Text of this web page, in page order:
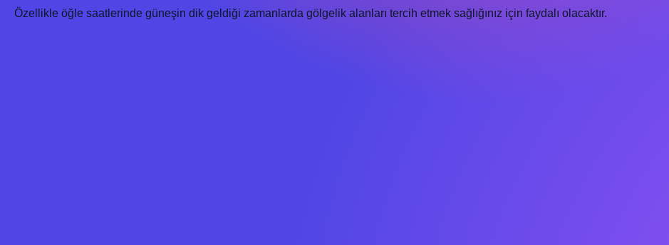
Özellikle öğle saatlerinde güneşin dik geldiği zamanlarda gölgelik alanları tercih etmek sağlığınız için faydalı olacaktır.